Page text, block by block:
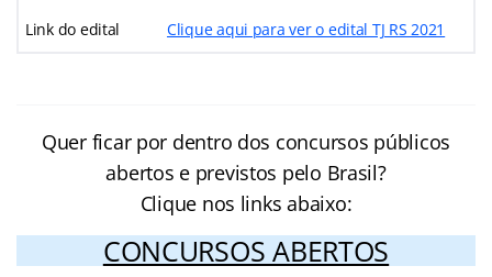
Link do edital Clique aqui para ver o edital TJ RS 2021
Quer ficar por dentro dos concursos públicos
abertos e previstos pelo Brasil?
Clique nos links abaixo:
CONCURSOS ABERTOS